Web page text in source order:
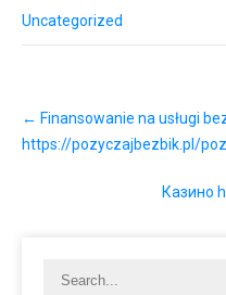
Uncategorized
o
s
← Finansowanie na usługi
https://pozyczajbezbik.pl/
Казино